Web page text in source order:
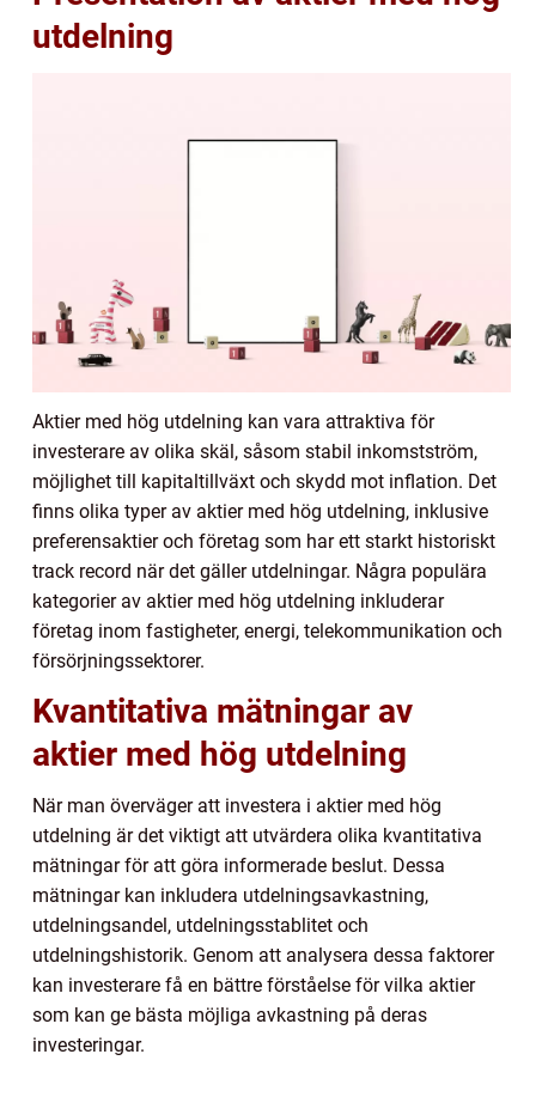
utdelning
Aktier med hög utdelning kan vara attraktiva för
investerare av olika skäl, såsom stabil inkomstström,
möjlighet till kapitaltillväxt och skydd mot inflation. Det
finns olika typer av aktier med hög utdelning, inklusive
preferensaktier och företag som har ett starkt historiskt
track record när det gäller utdelningar. Några populära
kategorier av aktier med hög utdelning inkluderar
företag inom fastigheter, energi, telekommunikation och
försörjningssektorer.
Kvantitativa mätningar av
aktier med hög utdelning
När man överväger att investera i aktier med hög
utdelning är det viktigt att utvärdera olika kvantitativa
mätningar för att göra informerade beslut. Dessa
mätningar kan inkludera utdelningsavkastning,
utdelningsandel, utdelningsstablitet och
utdelningshistorik. Genom att analysera dessa faktorer
kan investerare få en bättre förståelse för vilka aktier
som kan ge bästa möjliga avkastning på deras
investeringar.